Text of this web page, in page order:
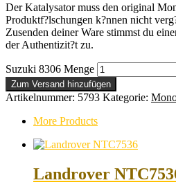
Der Katalysator muss den original
Produktf?lschungen k?nnen nicht
Zusenden deiner Ware stimmst du
der Authentizit?t zu.
Suzuki 8306 Menge
Zum Versand hinzufügen
Artikelnummer: 5793 Kategorie:
More Products
Landrover